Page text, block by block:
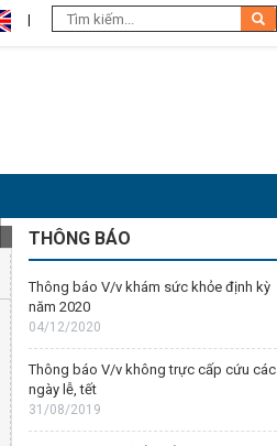
THÔNG BÁO
Thông báo V/v khám sức khỏe định kỳ
năm 2020
04/12/2020
Thông báo V/v không trực cấp cứu các
ngày lễ, tết
31/08/2019